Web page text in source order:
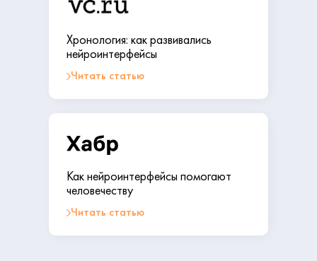
Читать статью
Хронология: как развивались
нейроинтерфейсы
Читать статью
Как нейроинтерфейсы помогают
человечеству